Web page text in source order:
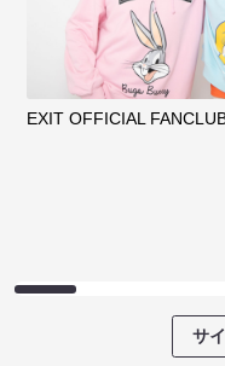
EXIT OFFICIAL
サ